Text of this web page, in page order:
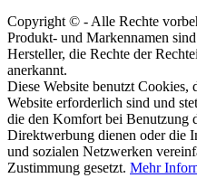
Copyright © - Alle Rechte
Produkt- und Markennamen
Hersteller, die Rechte der
anerkannt.
Diese Website benutzt Cookies,
Website erforderlich sind und
die den Komfort bei Benutzung
Direktwerbung dienen oder die
und sozialen Netzwerken
Zustimmung gesetzt. Mehr